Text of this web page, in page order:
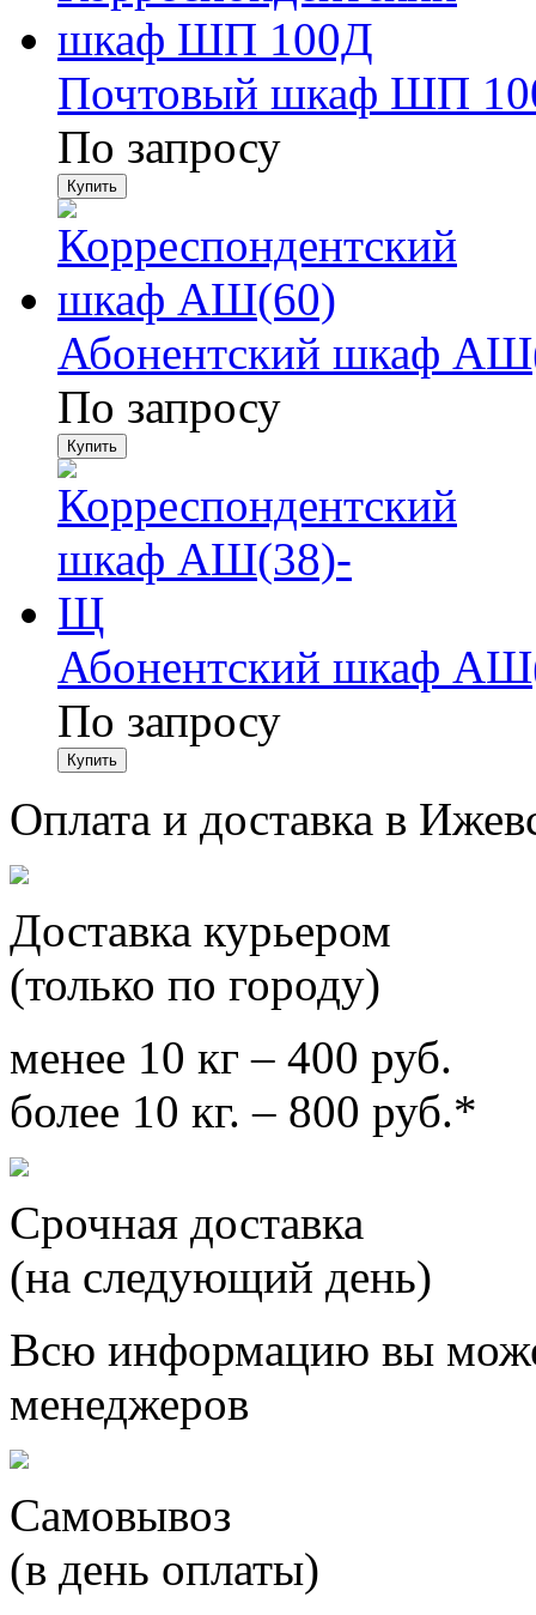
Почтовый шкаф ШП
По запросу
Абонентский шкаф
По запросу
Абонентский шкаф
По запросу
Оплата и доставка в
Доставка курьером
(только по городу)
менее 10 кг – 400 руб.
более 10 кг. – 800 руб.*
Срочная доставка
(на следующий день)
Всю информацию вы
менеджеров
Самовывоз
(в день оплаты)